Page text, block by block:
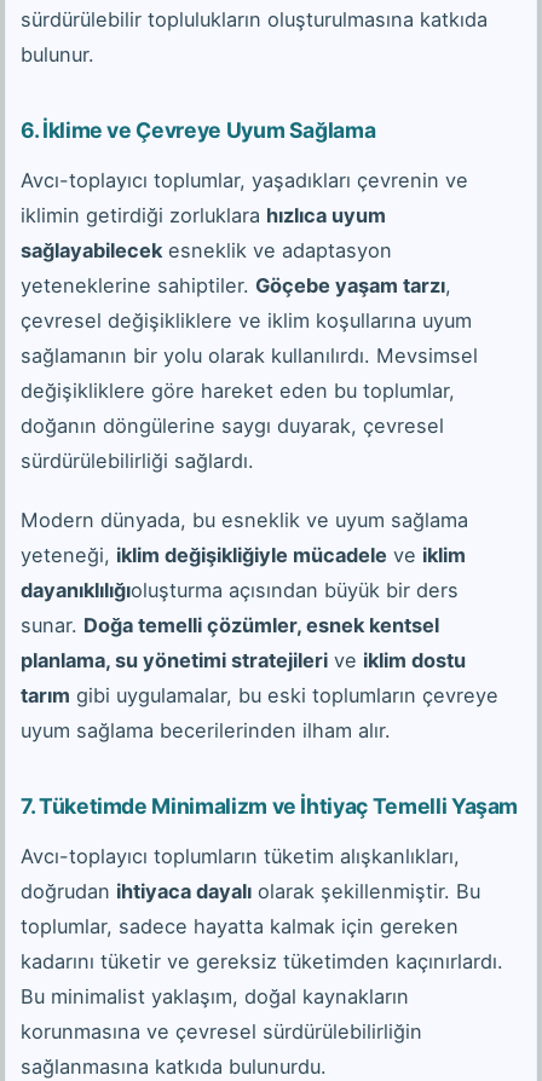
sürdürülebilir toplulukların oluşturulmasına katkıda
bulunur.
6. İklime ve Çevreye Uyum Sağlama
Avcı-toplayıcı toplumlar, yaşadıkları çevrenin ve
iklimin getirdiği zorluklara hızlıca uyum
sağlayabilecekesneklik ve adaptasyon
yeteneklerine sahiptiler. Göçebe yaşam tarzı,
çevresel değişikliklere ve iklim koşullarına uyum
sağlamanın bir yolu olarak kullanılırdı. Mevsimsel
değişikliklere göre hareket eden bu toplumlar,
doğanın döngülerine saygı duyarak, çevresel
sürdürülebilirliği sağlardı.
Modern dünyada, bu esneklik ve uyum sağlama
yeteneği, iklim değişikliğiyle mücadele ve iklim
dayanıklılığıoluşturma açısından büyük bir ders
sunar. Doğa temelli çözümler, esnek kentsel
planlama, su yönetimi stratejileri ve iklim dostu
tarım gibi uygulamalar, bu eski toplumların çevreye
uyum sağlama becerilerinden ilham alır.
7. Tüketimde Minimalizm ve İhtiyaç Temelli Yaşam
Avcı-toplayıcı toplumların tüketim alışkanlıkları,
doğrudan ihtiyaca dayalı olarak şekillenmiştir. Bu
toplumlar, sadece hayatta kalmak için gereken
kadarını tüketir ve gereksiz tüketimden kaçınırlardı.
Bu minimalist yaklaşım, doğal kaynakların
korunmasına ve çevresel sürdürülebilirliğin
sağlanmasına katkıda bulunurdu.